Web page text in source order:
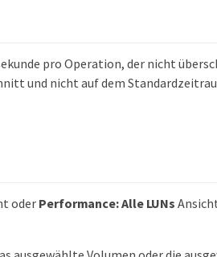
pro Operation, der nicht
und nicht auf dem
oder Performance: Alle LUNs